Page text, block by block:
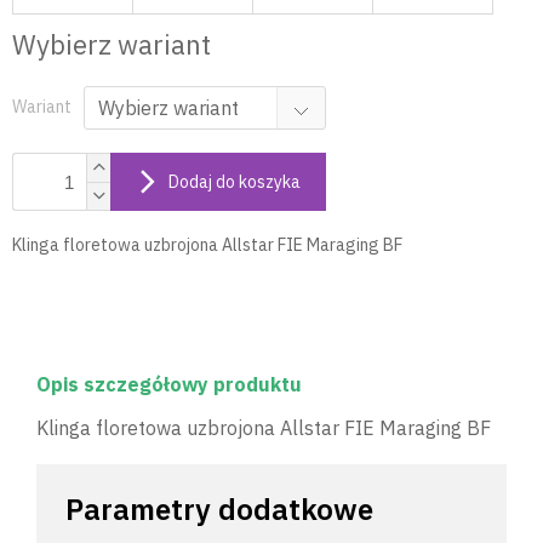
Wybierz wariant
Wariant
Dodaj do koszyka
Klinga floretowa uzbrojona Allstar FIE Maraging BF
Opis szczegółowy produktu
Klinga floretowa uzbrojona Allstar FIE Maraging BF
Parametry dodatkowe